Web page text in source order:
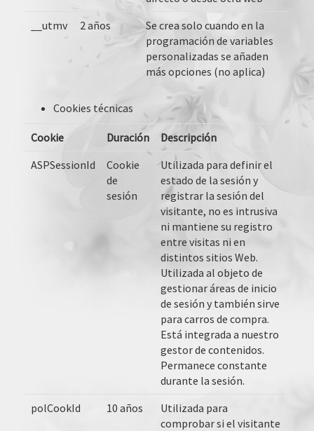
__utmv
2 años
Se crea solo cuando en la
programación de variables
personalizadas se añaden
más opciones (no aplica)
Cookies técnicas
Cookie Duración
Descripción
ASPSessionId
Cookie
de
sesión
Utilizada para definir el
estado de la sesión y
registrar la sesión del
visitante, no es intrusiva
ni mantiene su registro
entre visitas ni en
distintos sitios Web.
Utilizada al objeto de
gestionar áreas de inicio
de sesión y también sirve
para carros de compra.
Está integrada a nuestro
gestor de contenidos.
Permanece constante
durante la sesión.
polCookId
10 años
Utilizada para
comprobar si el visitante